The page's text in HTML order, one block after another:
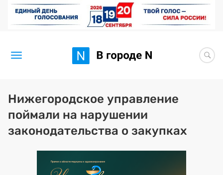
Новости
Статьи
Здоровье
BORЩ
Нижегородское управление
поймали на нарушении
законодательства о закупках